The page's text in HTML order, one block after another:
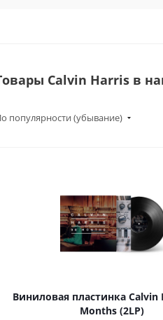
Calvin Harris в
популярности (убывание)
Виниловая пластинка Calvin
Months (2LP)